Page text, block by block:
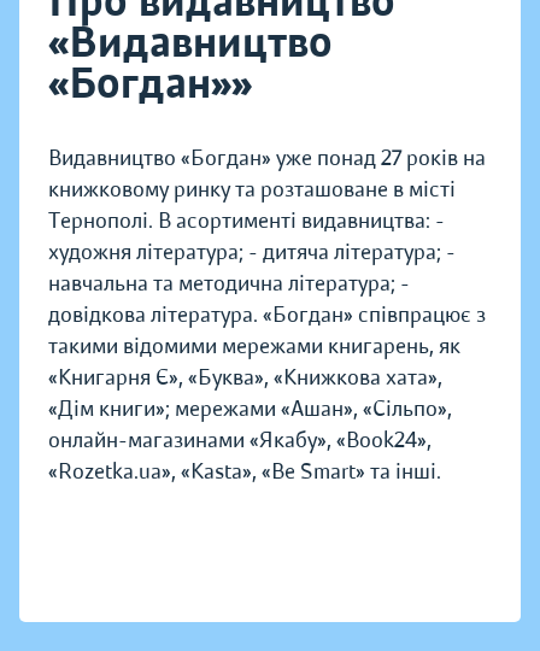
«Видавництво
«Богдан»»
Видавництво «Богдан» уже понад 27 років на
книжковому ринку та розташоване в місті
Тернополі. В асортименті видавництва: -
художня література; - дитяча література; -
навчальна та методична література; -
довідкова література. «Богдан» співпрацює з
такими відомими мережами книгарень, як
«Книгарня Є», «Буква», «Книжкова хата»,
«Дім книги»; мережами «Ашан», «Сільпо»,
онлайн-магазинами «Якабу», «Book24»,
«Rozetka.ua», «Kasta», «Be Smart» та інші.